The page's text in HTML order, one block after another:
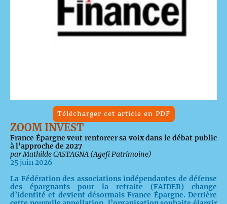
Télécharger cet article en PDF
ZOOM INVEST
France Épargne veut renforcer sa voix dans le débat public
à l’approche de 2027
par Mathilde CASTAGNA (Agefi Patrimoine)
25 juin 2026
La Fédération des associations indépendantes de défense
des épargnants pour la retraite (FAIDER) change
d’identité et devient désormais France Épargne. Derrière